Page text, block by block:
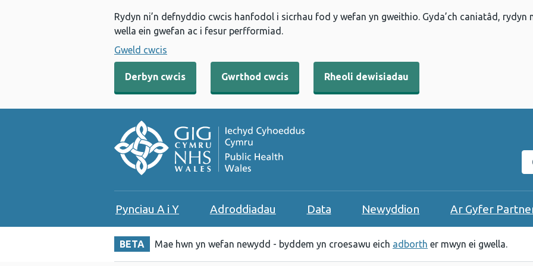
Rydyn ni’n defnyddio cwcis hanfodol i sicrhau fod y wefan yn gweithio. Gyda’ch caniatâd,
wella ein gwefan ac i fesur perfformiad.
Gweld cwcis
Derbyn cwcis Gwrthod cwcis Rheoli dewisiadau
Pynciau A i Y Adroddiadau Data Newyddion Ar Gyfer
BETA Mae hwn yn wefan newydd - byddem yn croesawu eich adborth er mwyn ei gwella.